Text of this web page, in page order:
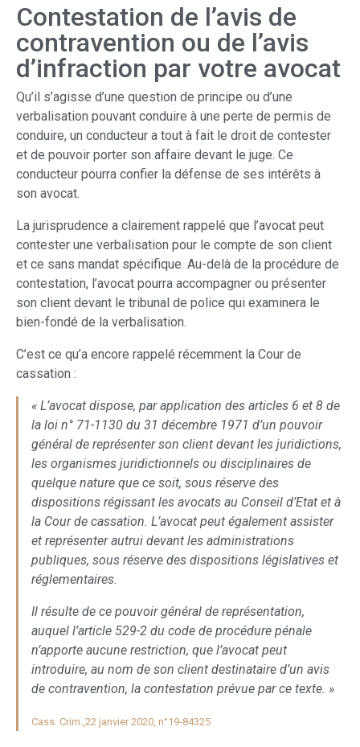
Contestation de l’avis de
contravention ou de l’avis
d’infraction par votre avocat
Qu’il s’agisse d’une question de principe ou d’une
verbalisation pouvant conduire à une perte de permis de
conduire, un conducteur a tout à fait le droit de contester
et de pouvoir porter son affaire devant le juge. Ce
conducteur pourra confier la défense de ses intérêts à
son avocat.
La jurisprudence a clairement rappelé que l’avocat peut
contester une verbalisation pour le compte de son client
et ce sans mandat spécifique. Au-delà de la procédure de
contestation, l’avocat pourra accompagner ou présenter
son client devant le tribunal de police qui examinera le
bien-fondé de la verbalisation.
C’est ce qu’a encore rappelé récemment la Cour de
cassation :
« L’avocat dispose, par application des articles 6 et 8 de
la loi n° 71-1130 du 31 décembre 1971 d’un pouvoir
général de représenter son client devant les juridictions,
les organismes juridictionnels ou disciplinaires de
quelque nature que ce soit, sous réserve des
dispositions régissant les avocats au Conseil d’Etat et à
la Cour de cassation. L’avocat peut également assister
et représenter autrui devant les administrations
publiques, sous réserve des dispositions législatives et
réglementaires.
Il résulte de ce pouvoir général de représentation,
auquel l’article 529-2 du code de procédure pénale
n’apporte aucune restriction, que l’avocat peut
introduire, au nom de son client destinataire d’un avis
de contravention, la contestation prévue par ce texte. »
Cass. Crim.,22 janvier 2020, n°19-84325